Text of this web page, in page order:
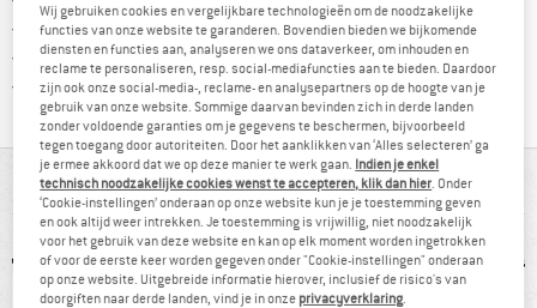
100 dagen bedenktijdVind de betalingsinformatie hier!
> 4.000.000 tevreden klanten
Alle artikelen in voorraad
IN EEN OOGOPSLAG
Wij gebruiken cookies en vergelijkbare technologieën om de noodzakelijke
functies van onze website te garanderen. Bovendien bieden we bijkomende
diensten en functies aan, analyseren we ons dataverkeer, om inhouden en
reclame te personaliseren, resp. social-mediafuncties aan te bieden. Daardoor
zijn ook onze social-media-, reclame- en analysepartners op de hoogte van je
gebruik van onze website. Sommige daarvan bevinden zich in derde landen
zonder voldoende garanties om je gegevens te beschermen, bijvoorbeeld
tegen toegang door autoriteiten. Door het aanklikken van ‘Alles selecteren’ ga
je ermee akkoord dat we op deze manier te werk gaan. Indien je enkel
technisch noodzakelijke cookies wenst te accepteren, klik dan hier . Onder
‘Cookie-instellingen’ onderaan op onze website kun je je toestemming geven
en ook altijd weer intrekken. Je toestemming is vrijwillig, niet noodzakelijk
voor het gebruik van deze website en kan op elk moment worden ingetrokken
of voor de eerste keer worden gegeven onder "Cookie-instellingen" onderaan
op onze website. Uitgebreide informatie hierover, inclusief de risico's van
doorgiften naar derde landen, vind je in onze privacyverklaring